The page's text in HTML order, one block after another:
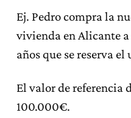
Ej. Pedro compra la
vivienda en Alicante
años que se reserva
El valor de referencia
100.000€.